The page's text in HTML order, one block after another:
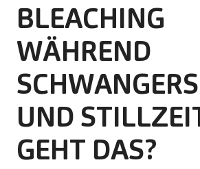
BLEACHING
WÄHREND
UND
GEHT DAS?